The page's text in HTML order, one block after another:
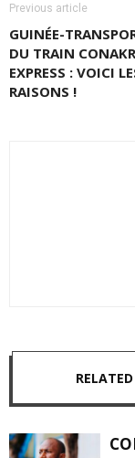
Previous article
GUINÉE-
DU TRAIN
EXPRESS : VOICI
RAISONS !